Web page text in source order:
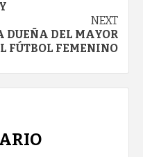
NEXT
DUEÑA DEL MAYOR
FÚTBOL FEMENINO